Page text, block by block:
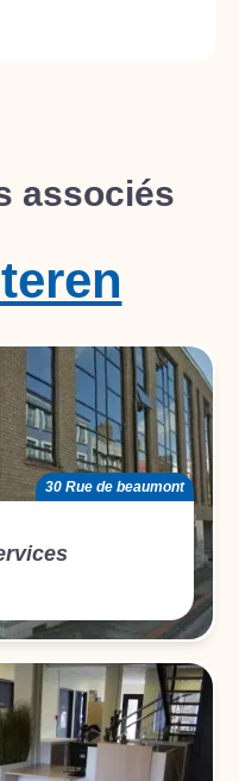
associés
30 Rue de beaumont